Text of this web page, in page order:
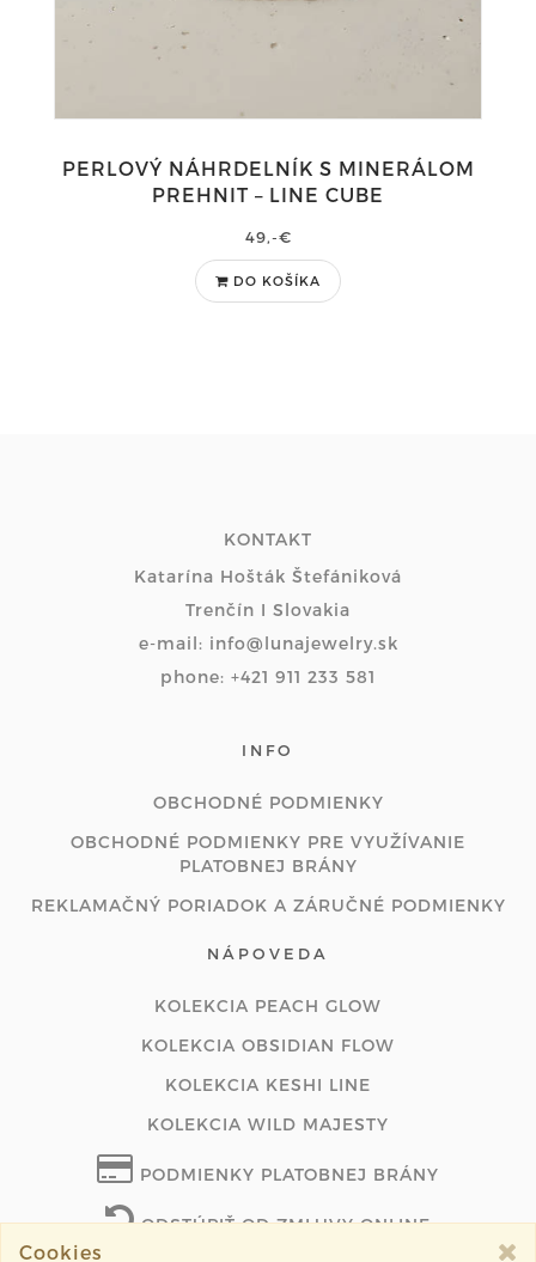
PERLOVÝ NÁHRDELNÍK S MINERÁLOM
PREHNIT – LINE CUBE
49,-€
DO KOŠÍKA
KONTAKT
Katarína Hošták Štefániková
Trenčín I Slovakia
e-mail: info@lunajewelry.sk
phone: +421 911 233 581
INFO
OBCHODNÉ PODMIENKY
OBCHODNÉ PODMIENKY PRE VYUŽÍVANIE
PLATOBNEJ BRÁNY
REKLAMAČNÝ PORIADOK A ZÁRUČNÉ PODMIENKY
NÁPOVEDA
KOLEKCIA PEACH GLOW
KOLEKCIA OBSIDIAN FLOW
KOLEKCIA KESHI LINE
KOLEKCIA WILD MAJESTY
PODMIENKY PLATOBNEJ BRÁNY
ODSTÚPIŤ OD ZMLUVY ONLINE
Cookies